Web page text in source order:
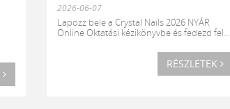
2026-06-07
Lapozz bele a Crystal Nails 2026 NYÁR
Online Oktatási kézikönyvbe és fedezd fel...
RÉSZLETEK